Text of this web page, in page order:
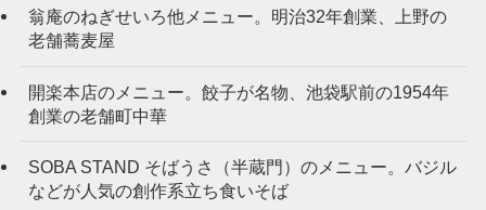
翁庵のねぎせいろ他メニュー。明治32年創業、上野の
老舗蕎麦屋
開楽本店のメニュー。餃子が名物、池袋駅前の1954年
創業の老舗町中華
SOBA STAND そばうさ（半蔵門）のメニュー。バジル
などが人気の創作系立ち食いそば